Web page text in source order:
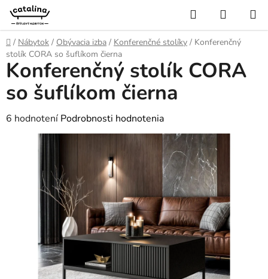
Prejsť
obsah
Hľadať
KOŠÍK
Domov
/ Nábytok / Obývacia izba / Konferenčné stolíky / Konferenčný
stolík CORA so šuflíkom čierna
Konferenčný stolík CORA
so šuflíkom čierna
Priemerné
hodnotenie
6 hodnotení Podrobnosti hodnotenia